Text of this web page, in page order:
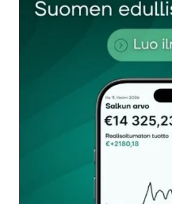
Sähköpostiosoitettasi
kentät on merkitty*
Kommentti*
Nimesi tai